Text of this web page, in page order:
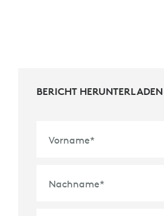
BERICHT HERUNTERLADEN
Vorname*
Nachname*